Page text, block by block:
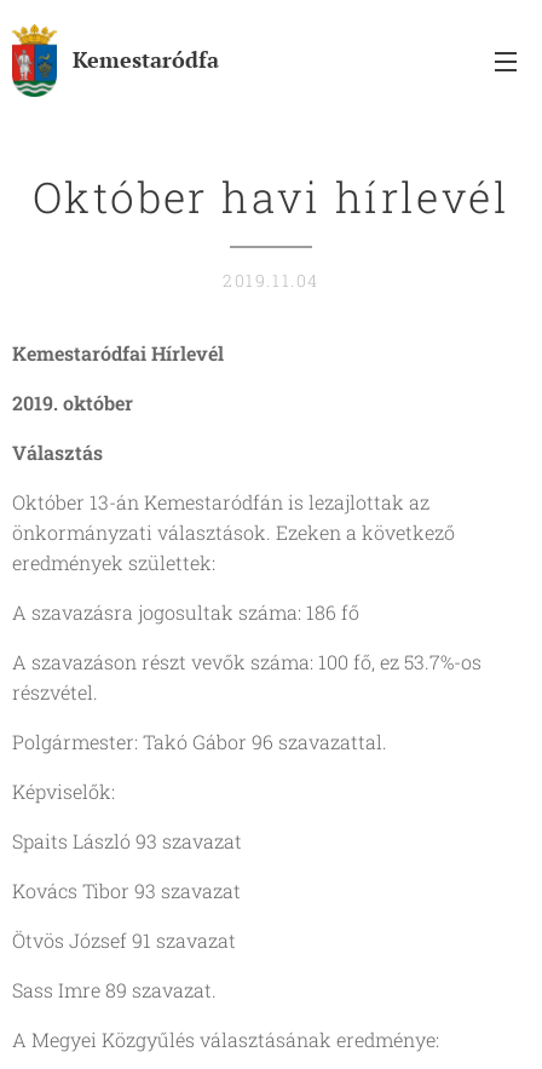
Kemestaródfa
Október havi hírlevél
2019.11.04
Kemestaródfai Hírlevél
2019. október
Választás
Október 13-án Kemestaródfán is lezajlottak az
önkormányzati választások. Ezeken a következő
eredmények születtek:
A szavazásra jogosultak száma: 186 fő
A szavazáson részt vevők száma: 100 fő, ez 53.7%-os
részvétel.
Polgármester: Takó Gábor 96 szavazattal.
Képviselők:
Spaits László 93 szavazat
Kovács Tibor 93 szavazat
Ötvös József 91 szavazat
Sass Imre 89 szavazat.
A Megyei Közgyűlés választásának eredménye: